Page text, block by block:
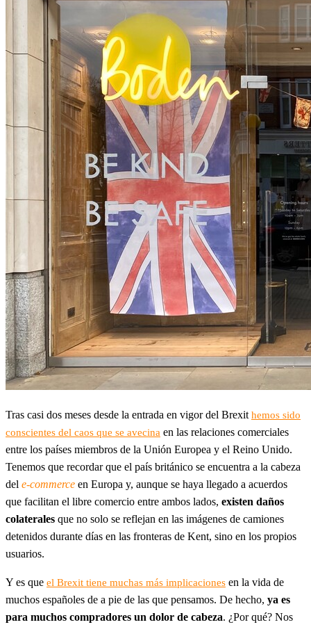
Tras casi dos meses desde la entrada en vigor del Brexit hemos sido
conscientes del caos que se avecina en las relaciones comerciales
entre los países miembros de la Unión Europea y el Reino Unido.
Tenemos que recordar que el país británico se encuentra a la cabeza
del e-commerce en Europa y, aunque se haya llegado a acuerdos
que facilitan el libre comercio entre ambos lados, existen daños
colaterales que no solo se reflejan en las imágenes de camiones
detenidos durante días en las fronteras de Kent, sino en los propios
usuarios.
Y es que el Brexit tiene muchas más implicaciones en la vida de
muchos españoles de a pie de las que pensamos. De hecho, ya es
para muchos compradores un dolor de cabeza. ¿Por qué? Nos